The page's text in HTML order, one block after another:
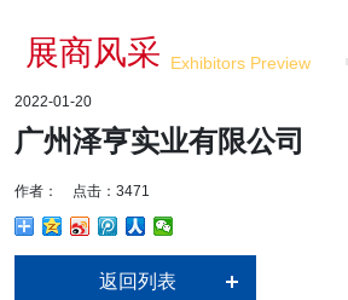
展商风采 Exhibitors Preview
2022-01-20
广州泽亨实业有限公司
作者： 点击：3471
返回列表